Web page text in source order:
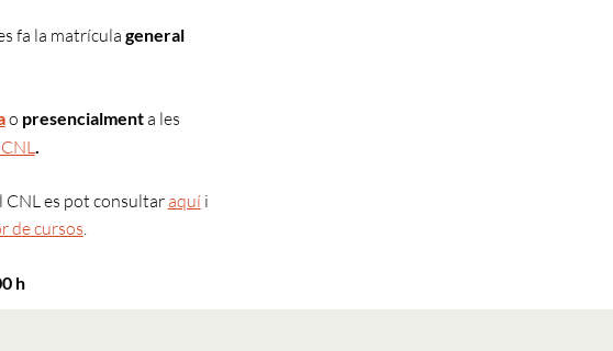
fa la matrícula general
o presencialmenta les
.
CNL es pot consultar aquíi
de cursos.
h